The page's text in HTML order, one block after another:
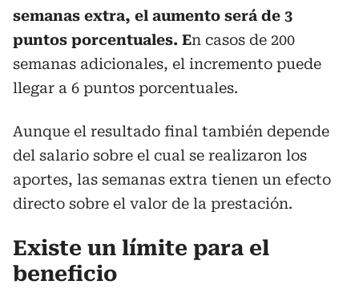
semanas extra, el aumento será de 3
puntos porcentuales. En casos de 200
semanas adicionales, el incremento puede
llegar a 6 puntos porcentuales.
Aunque el resultado final también depende
del salario sobre el cual se realizaron los
aportes, las semanas extra tienen un efecto
directo sobre el valor de la prestación.
Existe un límite para el
beneficio